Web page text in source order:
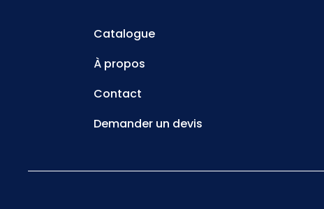
Catalogue
À propos
Contact
Demander un devis